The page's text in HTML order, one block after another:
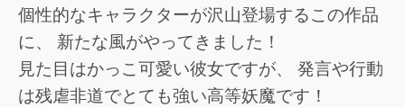
個性的なキャラクターが沢山登場するこの作品
に、 新たな風がやってきました！
見た目はかっこ可愛い彼女ですが、 発言や行動
は残虐非道でとても強い高等妖魔です！